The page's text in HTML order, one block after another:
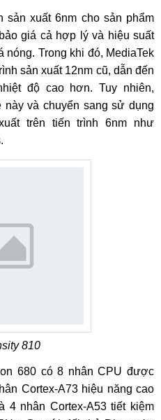
sản xuất 6nm cho sản phẩm
giá cả hợp lý và hiệu suất
nóng. Trong khi đó, MediaTek
sản xuất 12nm cũ, dẫn đến
độ cao hơn. Tuy nhiên,
này và chuyển sang sử dụng
trên tiến trình 6nm như
810
680 có 8 nhân CPU được
Cortex-A73 hiệu năng cao
4 nhân Cortex-A53 tiết kiệm